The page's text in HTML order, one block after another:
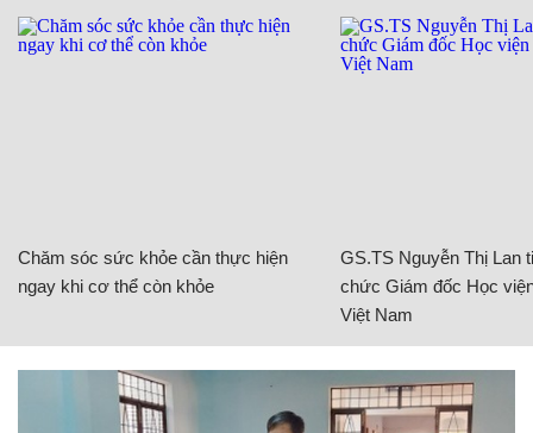
Chăm sóc sức khỏe cần thực hiện
ngay khi cơ thể còn khỏe
GS.TS Nguyễn Thị Lan
chức Giám đốc Học
Việt Nam